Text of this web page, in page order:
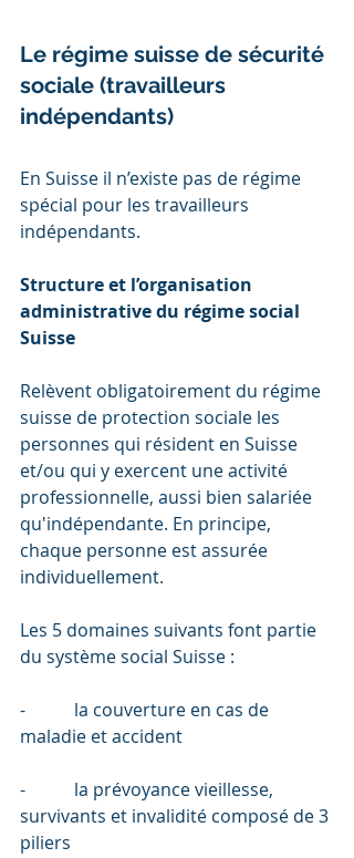
Le régime suisse de sécurité
sociale (travailleurs
indépendants)
En Suisse il n’existe pas de régime
spécial pour les travailleurs
indépendants.
Structure et l’organisation
administrative du régime social
Suisse
Relèvent obligatoirement du régime
suisse de protection sociale les
personnes qui résident en Suisse
et/ou qui y exercent une activité
professionnelle, aussi bien salariée
qu'indépendante. En principe,
chaque personne est assurée
individuellement.
Les 5 domaines suivants font partie
du système social Suisse :
-           la couverture en cas de
maladie et accident
-           la prévoyance vieillesse,
survivants et invalidité composé de 3
piliers